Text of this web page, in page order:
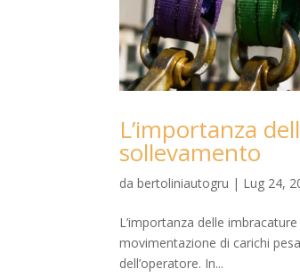
L’importanza
sollevamento
dabertoliniautogru | Lug 24,
L’importanza delle
movimentazione di carichi
dell’operatore. In...